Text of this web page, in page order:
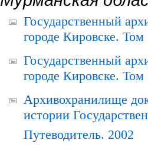
Государственный
городе Кировске.
Государственный
городе Кировске.
Архивохранилище
истории
Путеводитель. 2002